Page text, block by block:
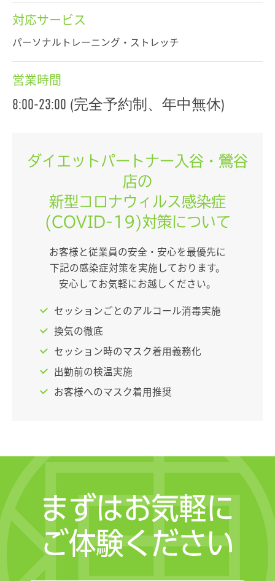
対応サービス
パーソナルトレーニング・ストレッチ
営業時間
8:00-23:00 (完全予約制、年中無休)
ダイエットパートナー入谷・鶯谷
店の
新型コロナウィルス感染症
(COVID-19)対策について
お客様と従業員の安全・安心を最優先に
下記の感染症対策を実施しております。
安心してお気軽にお越しください。
セッションごとのアルコール消毒実施
換気の徹底
セッション時のマスク着用義務化
出勤前の検温実施
お客様へのマスク着用推奨